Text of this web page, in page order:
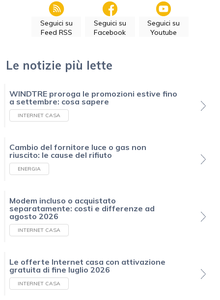
Seguici su
Feed RSS
Seguici su
Facebook
Seguici su
Youtube
Le notizie più lette
WINDTRE proroga le promozioni estive fino
a settembre: cosa sapere
INTERNET CASA
Cambio del fornitore luce o gas non
riuscito: le cause del rifiuto
ENERGIA
Modem incluso o acquistato
separatamente: costi e differenze ad
agosto 2026
INTERNET CASA
Le offerte Internet casa con attivazione
gratuita di fine luglio 2026
INTERNET CASA